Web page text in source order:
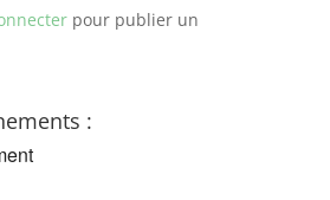
pour publier un
: